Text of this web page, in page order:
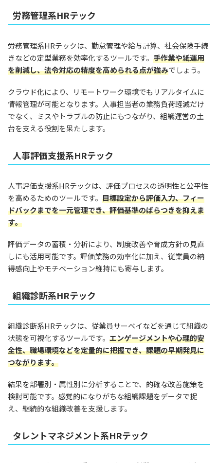
労務管理系HRテック
労務管理系HRテックは、勤怠管理や給与計算、社会保険手続
きなどの定型業務を効率化するツールです。 手作業や紙運用
を削減し、法令対応の精度を高められる点が強みでしょう。
クラウド化により、リモートワーク環境でもリアルタイムに
情報管理が可能となります。人事担当者の業務負荷軽減だけ
でなく、ミスやトラブルの防止にもつながり、組織運営の土
台を支える役割を果たします。
人事評価支援系HRテック
人事評価支援系HRテックは、評価プロセスの透明性と公平性
を高めるためのツールです。 目標設定から評価入力、フィー
ドバックまでを一元管理でき、評価基準のばらつきを抑えま
す。
評価データの蓄積・分析により、制度改善や育成方針の見直
しにも活用可能です。評価業務の効率化に加え、従業員の納
得感向上やモチベーション維持にも寄与します。
組織診断系HRテック
組織診断系HRテックは、従業員サーベイなどを通じて組織の
状態を可視化するツールです。 エンゲージメントや心理的安
全性、職場環境などを定量的に把握でき、課題の早期発見に
つながります。
結果を部署別・属性別に分析することで、的確な改善施策を
検討可能です。感覚的になりがちな組織課題をデータで捉
え、継続的な組織改善を支援します。
タレントマネジメント系HRテック